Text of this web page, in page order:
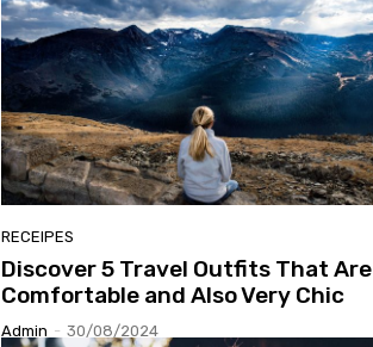
RECEIPES
Discover 5 Travel Outfits That Are
Comfortable and Also Very Chic
Admin - 30/08/2024